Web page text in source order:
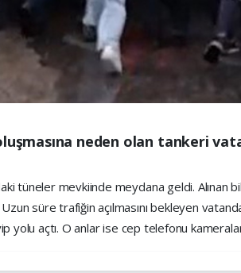
neden olan tankeri
tüneler mevkiinde meydana geldi. Alınan
süre trafiğin açılmasını bekleyen
açtı. O anlar ise cep telefonu kameraları